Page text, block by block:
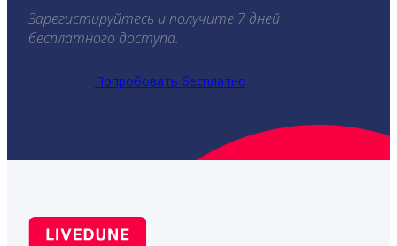
Зарегистируйтесь и получите 7 дней
бесплатного доступа.
Попробовать бесплатно